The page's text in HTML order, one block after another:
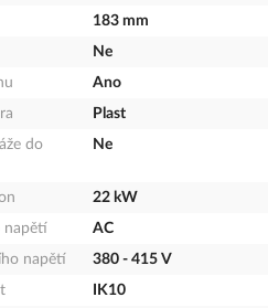
183 mm
Ne
Ano
Plast
do
Ne
22 kW
napětí
AC
napětí
380 - 415 V
IK10